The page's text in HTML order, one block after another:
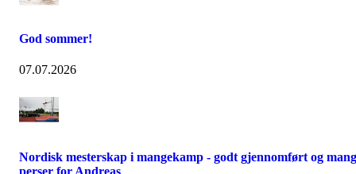
God sommer!
07.07.2026
Nordisk mesterskap i mangekamp - godt gjennomført og
perser for Andreas